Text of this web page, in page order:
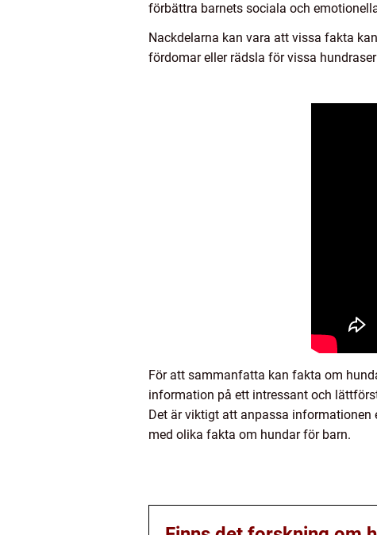
förbättra barnets sociala och
Nackdelarna kan vara att vissa fakta
fördomar eller rädsla för vissa
För att sammanfatta kan fakta om
information på ett intressant och
Det är viktigt att anpassa
med olika fakta om hundar för barn.